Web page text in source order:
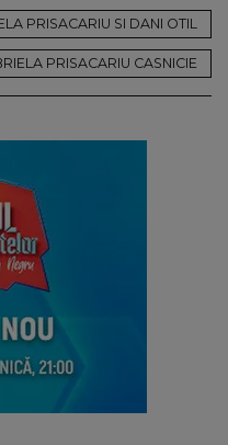
PRISACARIU SI DANI OTIL
PRISACARIU CASNICIE